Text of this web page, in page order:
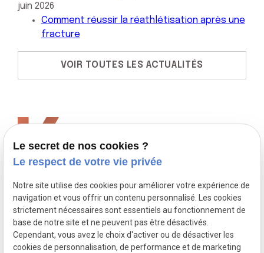
juin 2026
Comment réussir la réathlétisation après une
fracture
VOIR TOUTES LES ACTUALITÉS
Kinésithérapeute
02 775 26 76
Lundi au jeudi : 9h - 19h
Vendredi : 9h - 18h
Le secret de nos cookies ?
Le respect de votre vie privée
Notre site utilise des cookies pour améliorer votre expérience de
navigation et vous offrir un contenu personnalisé. Les cookies
strictement nécessaires sont essentiels au fonctionnement de
base de notre site et ne peuvent pas être désactivés.
Cependant, vous avez le choix d'activer ou de désactiver les
cookies de personnalisation, de performance et de marketing